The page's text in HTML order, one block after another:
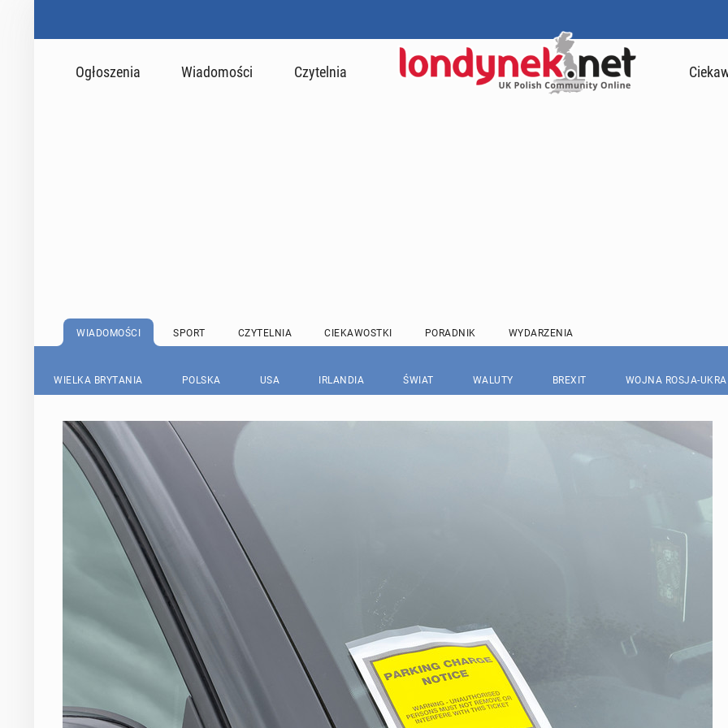
Ogłoszenia Wiadomości Czytelnia
WIADOMOŚCI SPORT CZYTELNIA CIEKAWOSTKI PORADNIK WYDARZENIA
WIELKA BRYTANIA POLSKA USA IRLANDIA ŚWIAT WALUTY BREXIT WOJNA ROSJA-